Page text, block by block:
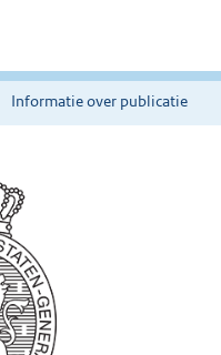
Informatie over publicatie